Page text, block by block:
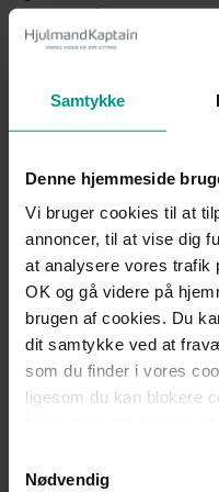
Samtykke
Denne hjemmeside
Vi bruger cookies til at
annoncer, til at vise dig
at analysere vores trafik
OK og gå videre på
brugen af cookies. Du
dit samtykke ved at
som du finder i vores
ligesom du kan blokere
behandling af
Nødvendig
indskyder. Dog dækkes
7.2.3 Indskud for skader
fejlagtig domfældelse med
fast ejendom til ikke
Euro
8. Fortrolighed
8.1 Alle vore
forbuddet mod
selskaber og
værdipapirer.
9. Opbevaring af
blive opbevaret i